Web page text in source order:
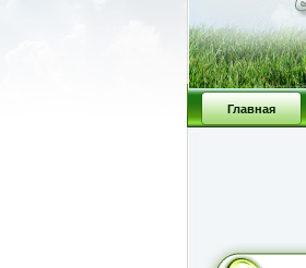
Главная